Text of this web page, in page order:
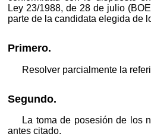
Ley 23/1988, de 28 de julio
parte de la candidata elegida de
Primero.
Resolver parcialmente la
Segundo.
La toma de posesión de los
antes citado.